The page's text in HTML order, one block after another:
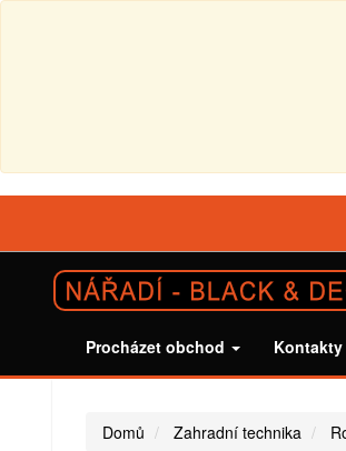
Procházet obchod Kontakty
Domů Zahradní technika